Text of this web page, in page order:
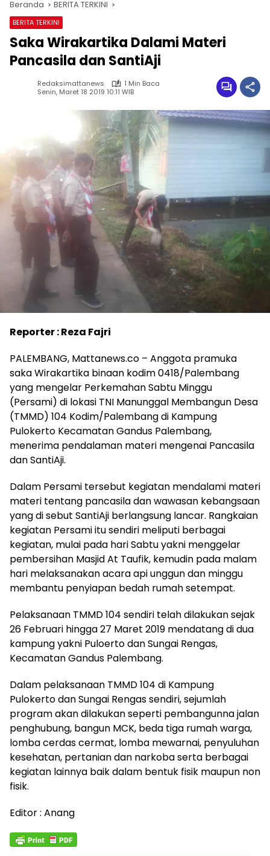
Beranda BERITA TERKINI
BERITA TERKINI
Saka Wirakartika Dalami Materi
Pancasila dan SantiAji
Redaksimattanews
1 Min Baca
Senin, Maret 18 2019 10:11 WIB
Reporter : Reza Fajri
PALEMBANG, Mattanews.co – Anggota pramuka
saka Wirakartika binaan kodim 0418/Palembang
yang mengelar Perkemahan Sabtu Minggu
(Persami) di lokasi TNI Manunggal Membangun Desa
(TMMD) 104 Kodim/Palembang di Kampung
Pulokerto Kecamatan Gandus Palembang,
menerima pendalaman materi mengenai Pancasila
dan SantiAji.
Dalam Persami tersebut kegiatan mendalami materi
materi tentang pancasila dan wawasan kebangsaan
yang di sebut SantiAji berlangsung lancar. Rangkaian
kegiatan Persami itu sendiri meliputi berbagai
kegiatan, mulai pada hari Sabtu yakni menggelar
pembersihan Masjid At Taufik, kemudin pada malam
hari melaksanakan acara api unggun dan minggu
membantu penyiapan bedah rumah setempat.
Pelaksanaan TMMD 104 sendiri telah dilakukan sejak
26 Februari hingga 27 Maret 2019 mendatang di dua
kampung yakni Puloerto dan Sungai Rengas,
Kecamatan Gandus Palembang.
Dalam pelaksanaan TMMD 104 di Kampung
Pulokerto dan Sungai Rengas sendiri, sejumlah
program akan dilakukan seperti pembangunna jalan
penghubung, bangun MCK, beda tiga rumah warga,
lomba cerdas cermat, lomba mewarnai, penyuluhan
kesehatan, pertanian dan narkoba serta berbagai
kegiatan lainnya baik dalam bentuk fisik maupun non
fisik.
Editor : Anang